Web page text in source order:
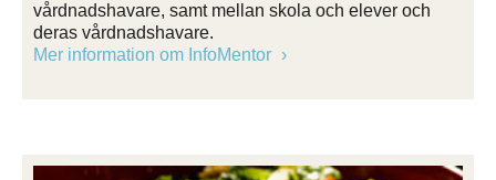
vårdnadshavare, samt mellan skola och elever och
deras vårdnadshavare.
Mer information om InfoMentor